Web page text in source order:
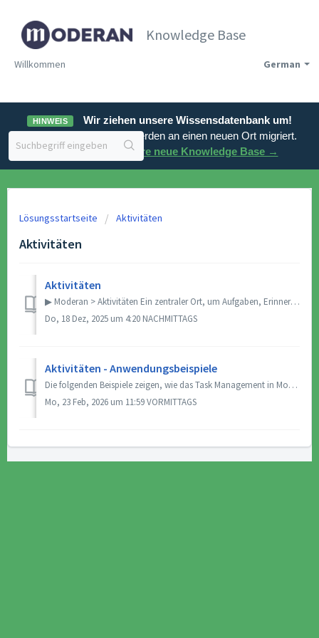
Knowledge Base
German
Willkommen
HINWEIS
Wir ziehen unsere Wissensdatenbank um!
Unsere Support-Artikel werden an einen neuen Ort migriert.
Besuchen Sie unsere neue Knowledge Base →
Lösungsstartseite Aktivitäten
Aktivitäten
Aktivitäten
▶ Moderan > Aktivitäten Ein zentraler Ort, um Aufgaben, Erinnerungen, Dokumente und Interaktionen zu verfolgen. Das Modul „Aktivitäten“ fasst all...
Do, 18 Dez, 2025 um 4:20 NACHMITTAGS
Aktivitäten - Anwendungsbeispiele
Die folgenden Beispiele zeigen, wie das Task Management in Moderan genutzt werden kann, um zeitkritische Aufgaben zu verwalten und sicherzustellen, dass Ver...
Mo, 23 Feb, 2026 um 11:59 VORMITTAGS